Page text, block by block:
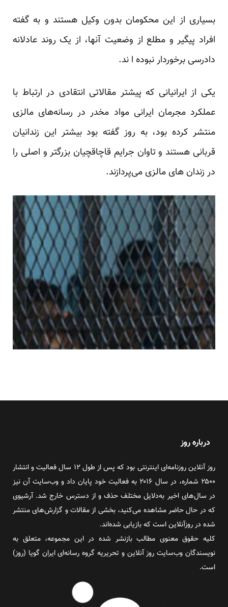
بسیاری از این محکومان بدون وکیل هستند و به گفته
افراد پیگیر و مطلع از وضعیت آنها، از یک روند عادلانه
دادرسی برخوردار نبوده ا ند.
یکی از ایرانیانی که پیشتر مقالاتی انتقادی در ارتباط با
عملکرد مجرمان ایرانی مواد مخدر در رسانه‌های مالزی
منتشر کرده بود، به روز گفته بود بیشتر این زندانیان
قربانی هستند و تاوان جرایم قاچاقچیان بزرگتر و اصلی را
در زندان های مالزی می‌پردازند.
درباره روز
روز آنلاین روزنامه‌ای اینترنتی بود که پس از طول ۱۲ سال فعالیت و انتشار
۲۵۰۰ شماره، در سال ۲۰۱۶ به فعالیت خود پایان داد و وب‌سایت آن نیز
در سال‌های اخیر به‌دلایل مختلف حذف و از دسترس خارج شد. آرشیوی
که در حال حاضر مشاهده می‌کنید، بخشی از مقالات و گزارش‌های منتشر
شده در روزآنلاین است که بازیابی شده‌اند.
کلیه حقوق معنوی مطالب بازنشر شده در این مجموعه، متعلق به
نویسندگان وب‌سایت روز آنلاین و تحریریه گروه رسانه‌ای ایران گویا (روز)
است.